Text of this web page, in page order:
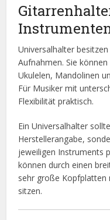
Universalhalter
Aufnahmen. Sie
Ukulelen, Mandolinen
Für Musiker mit
Flexibilität praktisch.
Ein Universalhalter
Herstellerangabe,
jeweiligen Instruments
können durch einen
sehr große
sitzen.